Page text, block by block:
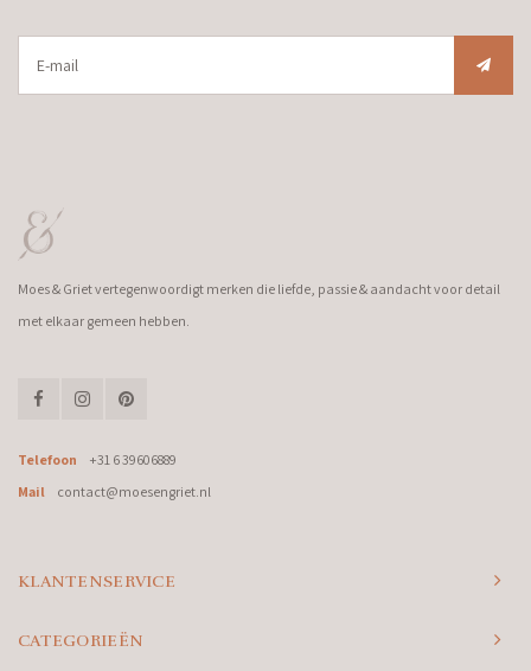
Moes & Griet vertegenwoordigt merken die liefde, passie & aandacht voor detail
met elkaar gemeen hebben.
Telefoon
+31 6 39606889
Mail
contact@moesengriet.nl
KLANTENSERVICE
CATEGORIEËN